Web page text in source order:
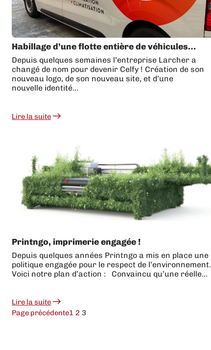
Habillage d’une flotte entière de véhicules…
Depuis quelques semaines l’entreprise Larcher a
changé de nom pour devenir Celfy ! Création de son
nouveau logo, de son nouveau site, et d’une
nouvelle identité…
Lire la suite
:
entière
véhicules…
Printngo, imprimerie engagée !
Depuis quelques années Printngo a mis en place une
politique engagée pour le respect de l’environnement.
Voici notre plan d’action : Convaincu qu’une réelle…
Lire la suite
:
Printngo,
Page précédente1 2 3